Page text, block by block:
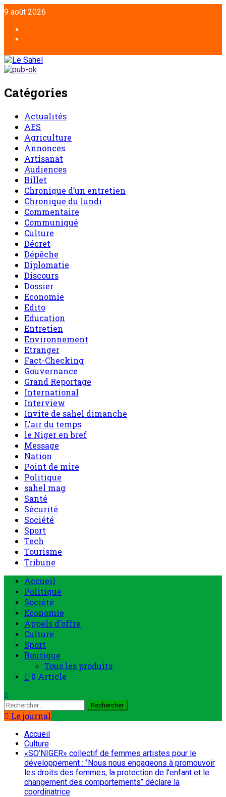
9 août 2026
Catégories
Actualités
AES
Agriculture
Annonces
Artisanat
Audiences
Billet
Chronique d’un entretien
Chronique du lundi
Commentaire
Communiqué
Culture
Décret
Dépêche
Diplomatie
Discours
Dossier
Economie
Edito
Education
Entretien
Environnement
Etranger
Fact-Checking
Gouvernance
Grand Reportage
International
Interview
Invite de sahel dimanche
L'air du temps
le Niger en bref
Message
Nation
Point de mire
Politique
sahel mag
Santé
Sécurité
Société
Sport
Tech
Tourisme
Tribune
Accueil
Politique
Société
Economie
Appels d’offre
Culture
Sport
Boutique
Tous les produits
0 Article
Le journal
Accueil
Culture
«SO’NIGER» collectif de femmes artistes pour le
développement : ‘’Nous nous engageons à promouvoir
les droits des femmes, la protection de l’enfant et le
changement des comportements’’ déclare la
coordinatrice